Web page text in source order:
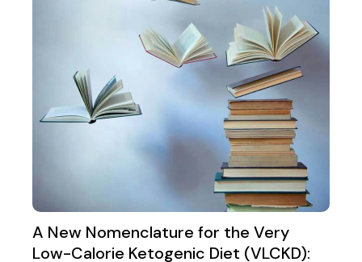
A New Nomenclature for the Very
Low-Calorie Ketogenic Diet (VLCKD):